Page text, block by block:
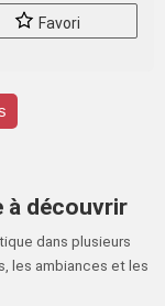
Favori
à découvrir
dans plusieurs
les ambiances et les